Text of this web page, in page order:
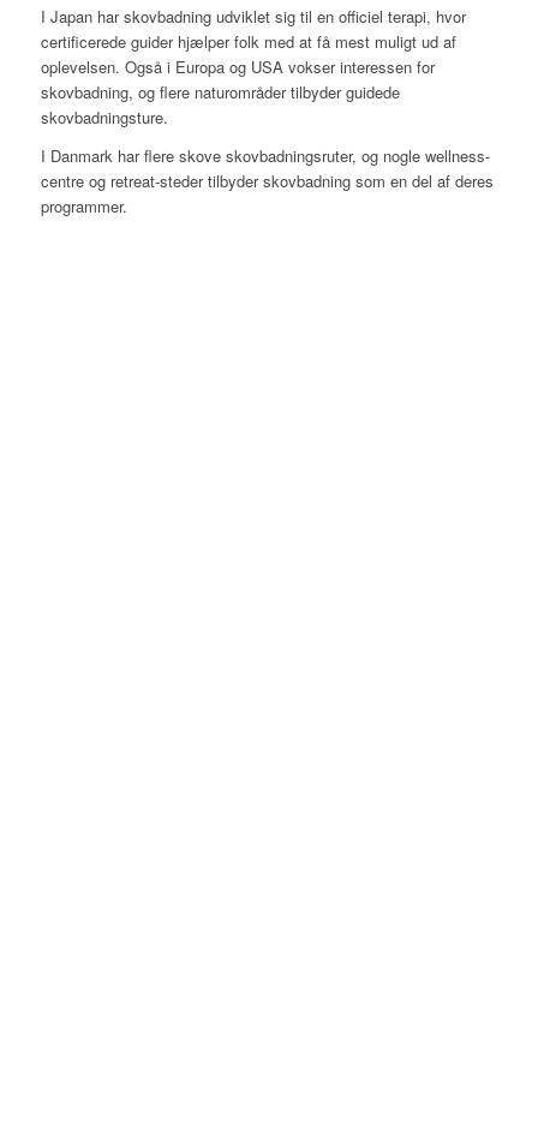
I Japan har skovbadning udviklet sig til en officiel terapi, hvor
certificerede guider hjælper folk med at få mest muligt ud af
oplevelsen. Også i Europa og USA vokser interessen for
skovbadning, og flere naturområder tilbyder guidede
skovbadningsture.
I Danmark har flere skove skovbadningsruter, og nogle wellness-
centre og retreat-steder tilbyder skovbadning som en del af deres
programmer.